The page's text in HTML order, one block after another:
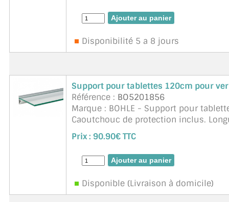
Disponibilité 5 a 8 jours
Support pour tablettes 120cm pour
Référence : BO5201856
Marque : BOHLE - Support pour
Caoutchouc de protection inclus.
Charge : Profondeur 300mm = 50 kg/
Prix : 90.90€ TTC
Disponible (Livraison à domicile)